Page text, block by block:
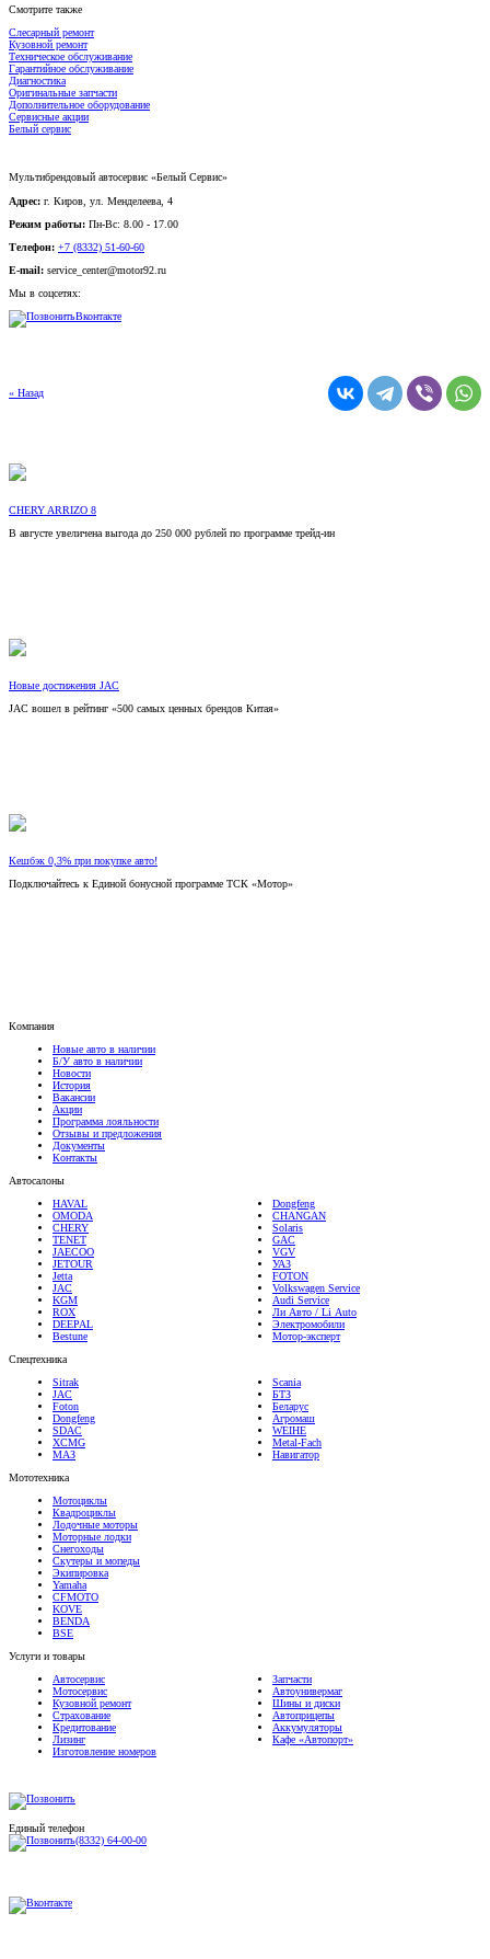
Слесарный ремонт
Кузовной ремонт
Техническое обслуживание
Гарантийное обслуживание
Диагностика
Оригинальные запчасти
Дополнительное оборудование
Сервисные акции
Белый сервис
Адрес:г. Киров, ул. Менделеева, 4
Режим работы: Пн-Вс: 8.00 - 17.00
Телефон:+7 (8332) 51-60-60
E-mail:service_center@motor92.ru
Мы в соцсетях:
Вконтакте
В августе увеличена выгода до 250 000 рублей по программе трейд-ин
JAC вошел в рейтинг «500 самых ценных брендов Китая»
Подключайтесь к Единой бонусной программе ТСК «Мотор»
Новые авто в наличии
Б/У авто в наличии
Новости
История
Вакансии
Акции
Программа лояльности
Отзывы и предложения
Документы
Контакты
Автосалоны
HAVAL
OMODA
CHERY
TENET
JAECOO
JETOUR
Jetta
JAC
KGM
ROX
DEEPAL
Bestune
CHANGAN
Solaris
GAC
VGV
УАЗ
FOTON
Volkswagen Service
Audi Service
Ли Авто / Li Auto
Электромобили
Мотор-эксперт
Спецтехника
Sitrak
JAC
Foton
Dongfeng
SDAC
XCMG
МАЗ
БТЗ
Беларус
Агромаш
WEIHE
Metal-Fach
Навигатор
Мототехника
Мотоциклы
Квадроциклы
Лодочные моторы
Моторные лодки
Снегоходы
Скутеры и мопеды
Экипировка
Yamaha
CFMOTO
KOVE
BENDA
BSE
Услуги и товары
Автосервис
Мотосервис
Кузовной ремонт
Страхование
Кредитование
Лизинг
Изготовление номеров
Автоунивермаг
Шины и диски
Автоприцепы
Аккумуляторы
Кафе «Автопорт»
Единый телефон